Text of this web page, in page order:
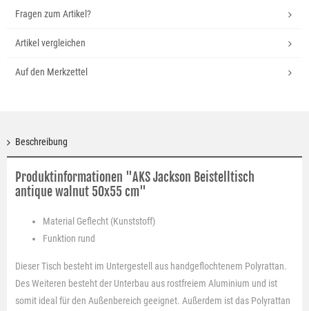
Fragen zum Artikel?
Artikel vergleichen
Auf den Merkzettel
Beschreibung
Produktinformationen "AKS Jackson Beistelltisch
antique walnut 50x55 cm"
Material Geflecht (Kunststoff)
Funktion rund
Dieser Tisch besteht im Untergestell aus handgeflochtenem Polyrattan.
Des Weiteren besteht der Unterbau aus rostfreiem Aluminium und ist
somit ideal für den Außenbereich geeignet. Außerdem ist das Polyrattan